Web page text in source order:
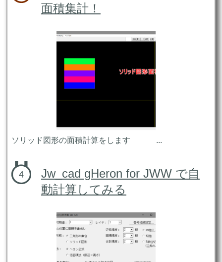
面積集計！
ソリッド図形の面積計算をします ...
Jw_cad gHeron for JWW で自
動計算してみる